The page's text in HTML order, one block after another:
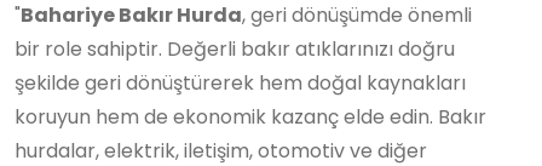
"Bahariye Bakır Hurda, geri dönüşümde önemli
bir role sahiptir. Değerli bakır atıklarınızı doğru
şekilde geri dönüştürerek hem doğal kaynakları
koruyun hem de ekonomik kazanç elde edin. Bakır
hurdalar, elektrik, iletişim, otomotiv ve diğer